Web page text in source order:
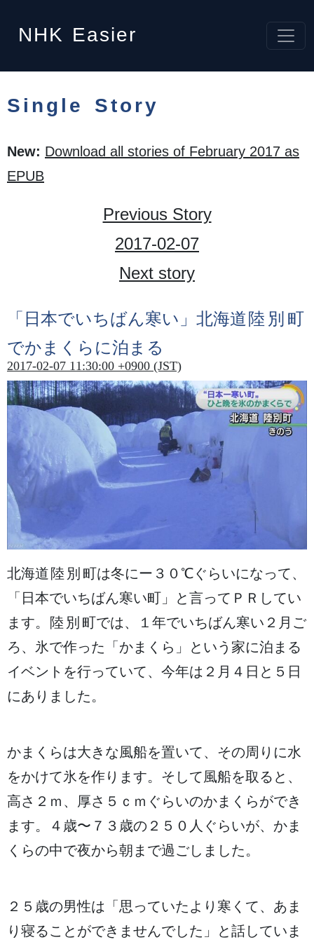
NHK Easier
Single Story
New: Download all stories of February 2017 as
EPUB
Previous Story
2017-02-07
Next story
「 日本でいちばん寒い」 北海道 陸別町
でかまくらに泊 まる
2017-02-07 11:30:00 +0900 (JST)
北海道 陸別町は冬にー３０℃ぐらいになって、
「 日本でいちばん寒い町 」と言ってＰＲしてい
ます。
陸別町では、１ 年でいちばん寒い２ 月 ご
ろ、 氷で作った「かまくら」という 家に泊 まる
イベントを行っていて、 今年は２ 月 ４日 と ５日
にありました。
かまくらは大きな風船を置いて、その周 りに水
をかけて氷を作ります。そして風船を取 ると、
高さ２ｍ、 厚さ５ｃｍぐらいのかまくらができ
ます。４ 歳〜７３ 歳の２５０ 人 ぐらいが、かま
くらの中で夜から朝 まで過ごしました。
２５ 歳の男性は「 思 っていたより 寒 くて、あま
り 寝ることができませんでした」と話していま